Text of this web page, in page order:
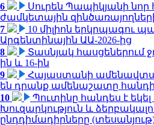
6
Սուրեն Պապիկյանի նոր
ժամկետային
7
10 միլիոն երկրպագու
Արգենտինային ԱԱ-2026-ից
8
Տասնյակ հասցեներում
ին և 16-ին
9
Հայաստանի
են դրանք ամենաշատը
10
Պուտինը հանդես է
Խուզարկություն և
ընդդիմադիրները